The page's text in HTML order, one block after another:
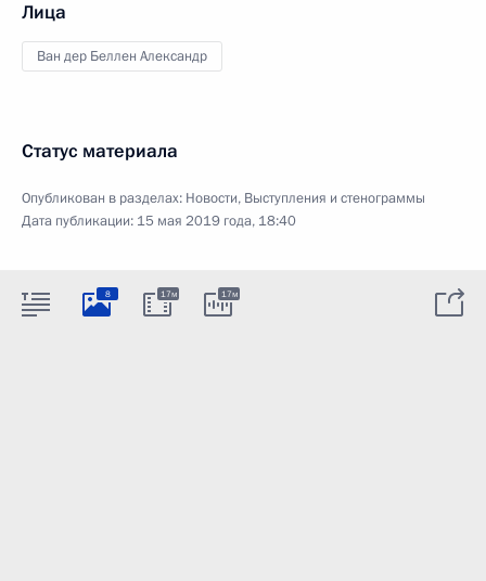
Лица
Ван дер Беллен Александр
Статус материала
Опубликован в разделах: Новости, Выступления и стенограммы
Дата публикации: 15 мая 2019 года, 18:40
8 17м 17м